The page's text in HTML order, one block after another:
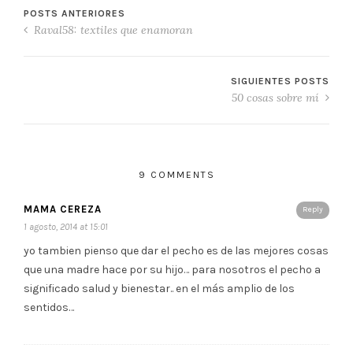
POSTS ANTERIORES
Raval58: textiles que enamoran
SIGUIENTES POSTS
50 cosas sobre mí
9 COMMENTS
Reply
MAMA CEREZA
1 agosto, 2014 at 15:01
yo tambien pienso que dar el pecho es de las mejores cosas
que una madre hace por su hijo… para nosotros el pecho a
significado salud y bienestar.. en el más amplio de los
sentidos…